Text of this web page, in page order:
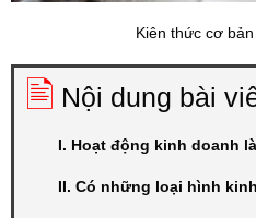
Kiên thức cơ
🖹 Nội dung bài
I. Hoạt động kinh doanh
II. Có những loại hình